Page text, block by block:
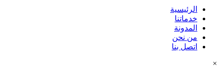
الرئيسية
خدماتنا
المدونة
من نحن
اتصل بنا
×